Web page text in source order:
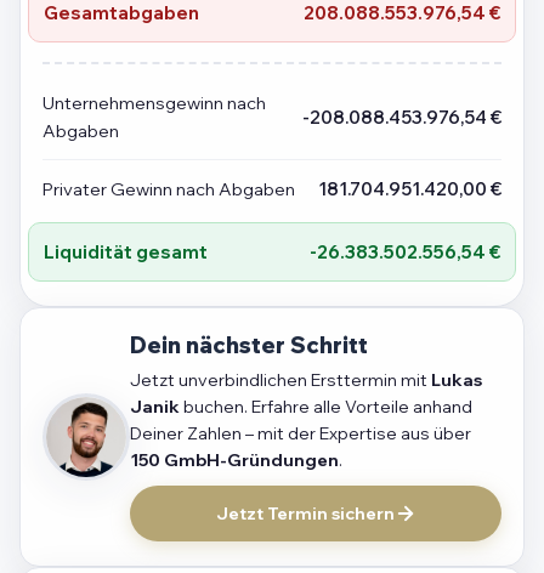
Gesamtabgaben 208.088.553.976,54 €
Unternehmensgewinn nach
Abgaben
-208.088.453.976,54 €
Privater Gewinn nach Abgaben 181.704.951.420,00 €
Liquidität gesamt -26.383.502.556,54 €
Dein nächster Schritt
Jetzt unverbindlichen Ersttermin mit Lukas
Janikbuchen. Erfahre alle Vorteile anhand
Deiner Zahlen – mit der Expertise aus über
150 GmbH-Gründungen.
Jetzt Termin sichern